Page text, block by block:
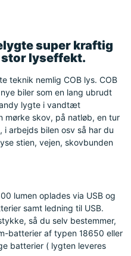
super kraftig
stor lyseffekt.
teknik nemlig COB lys. COB
biler som en lang ubrudt
lygte i vandtæt
mørke skov, på natløb, en tur
i arbejds bilen osv så har du
stien, vejen, skovbunden
lumen oplades via USB og
samt ledning til USB.
så du selv bestemmer,
batterier af typen 18650 eller
batterier ( lygten leveres